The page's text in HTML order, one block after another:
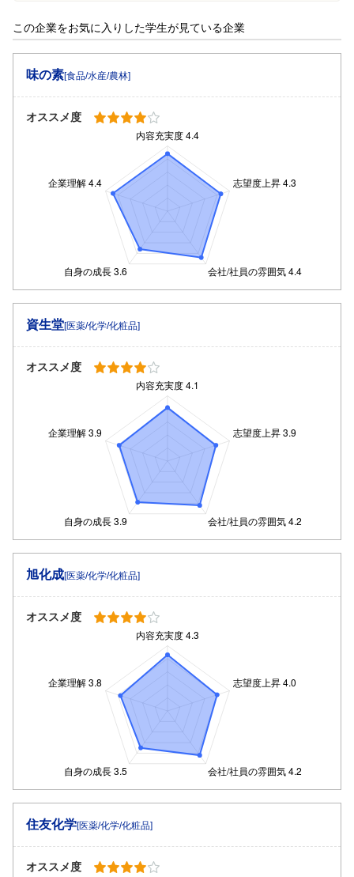
この企業をお気に入りした学生が見ている企業
味の素[食品/水産/農林]
オススメ度
資生堂[医薬/化学/化粧品]
オススメ度
旭化成[医薬/化学/化粧品]
オススメ度
住友化学[医薬/化学/化粧品]
オススメ度